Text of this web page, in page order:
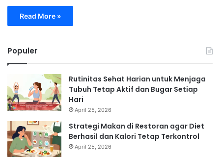
Read More »
Populer
Rutinitas Sehat Harian untuk Menjaga
Tubuh Tetap Aktif dan Bugar Setiap
Hari
April 25, 2026
Strategi Makan di Restoran agar Diet
Berhasil dan Kalori Tetap Terkontrol
April 25, 2026